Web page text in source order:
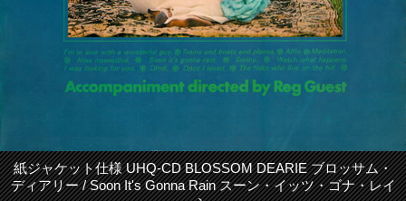
紙ジャケット仕様 UHQ-CD BLOSSOM DEARIE ブロッサム・
ディアリー / Soon It's Gonna Rain スーン・イッツ・ゴナ・レイ